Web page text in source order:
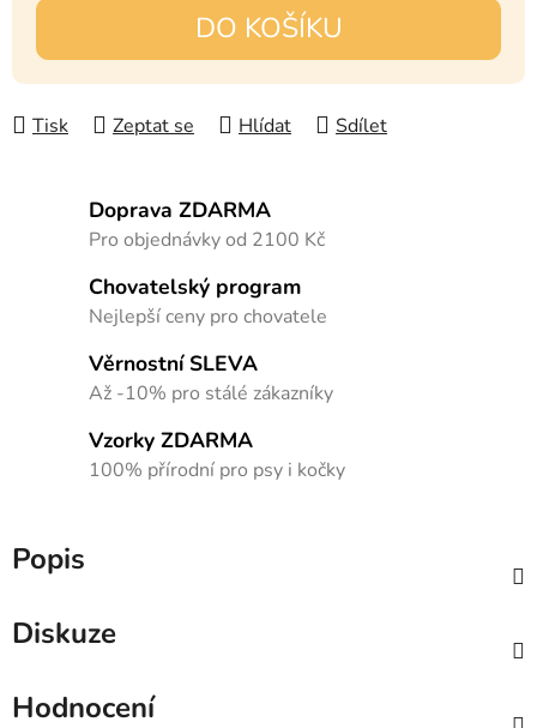
Měrná cena:
DO KOŠÍKU
Tisk Zeptat se Hlídat Sdílet
Doprava ZDARMA
Pro objednávky od 2100 Kč
Chovatelský program
Nejlepší ceny pro chovatele
Věrnostní SLEVA
Až -10% pro stálé zákazníky
Vzorky ZDARMA
100% přírodní pro psy i kočky
Popis
Diskuze
Hodnocení